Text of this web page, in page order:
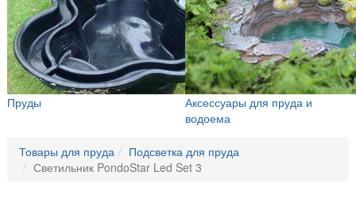
Пруды
Аксессуары для пруда и
водоема
Товары для пруда
Подсветка для пруда
Светильник PondoStar Led Set 3